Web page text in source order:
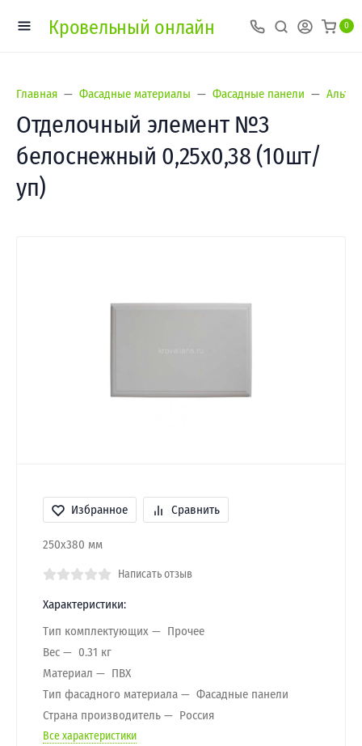
Кровельный онлайн 0
Главная Фасадные материалы Фасадные панели
Отделочный элемент №3
белоснежный 0,25х0,38 (10шт/
уп)
Избранное Сравнить
250х380 мм
Написать отзыв
Характеристики:
Тип комплектующих
Прочее
Вес
0.31 кг
Материал
ПВХ
Тип фасадного материала
Фасадные панели
Страна производитель
Россия
Все характеристики